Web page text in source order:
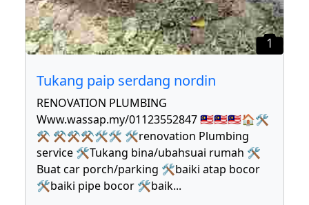
1
Tukang paip serdang nordin
RENOVATION PLUMBING
Www.wassap.my/01123552847 🇲🇾🇲🇾🇲🇾🏠🛠
⚒ ⚒⚒⚒🛠🛠 🛠renovation Plumbing
service 🛠Tukang bina/ubahsuai rumah 🛠
Buat car porch/parking 🛠baiki atap bocor
🛠baiki pipe bocor 🛠baik...